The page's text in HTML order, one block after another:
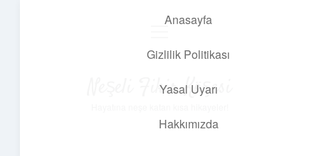
Anasayfa
Gizlilik Politikası
Yasal Uyarı
Hakkımızda
Neşeli Fikir Köşesi